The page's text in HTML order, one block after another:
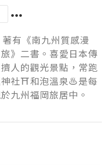
有《南九州質感漫
》二書。喜愛日本傳
人的觀光景點，常跑
神社⛩️和泡溫泉♨️是每
九州福岡旅居中。